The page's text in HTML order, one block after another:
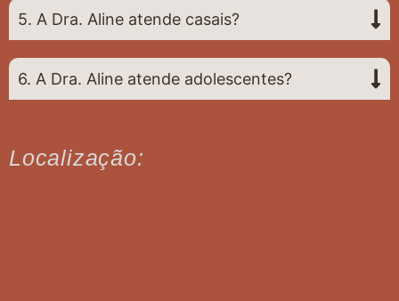
5. A Dra. Aline atende casais?
6. A Dra. Aline atende adolescentes?
Localização: